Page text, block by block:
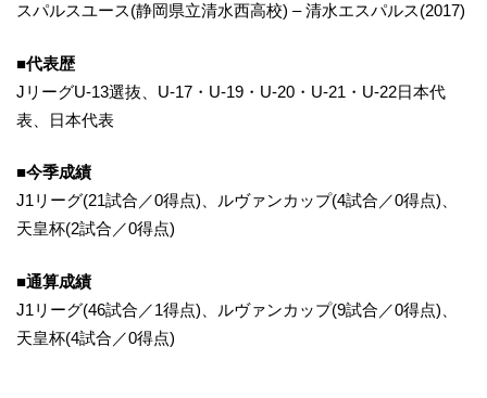
スパルスユース(静岡県立清水西高校) – 清水エスパルス(2017)
■代表歴
JリーグU-13選抜、U-17・U-19・U-20・U-21・U-22日本代
表、日本代表
■今季成績
J1リーグ(21試合／0得点)、ルヴァンカップ(4試合／0得点)、
天皇杯(2試合／0得点)
■通算成績
J1リーグ(46試合／1得点)、ルヴァンカップ(9試合／0得点)、
天皇杯(4試合／0得点)